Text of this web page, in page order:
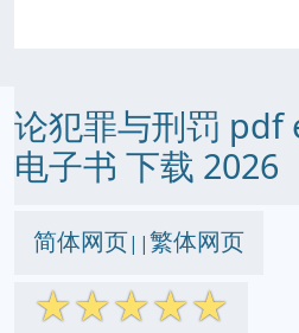
论犯罪与刑罚
电子书 下载 2026
简体网页||繁体网页
☆☆☆☆☆